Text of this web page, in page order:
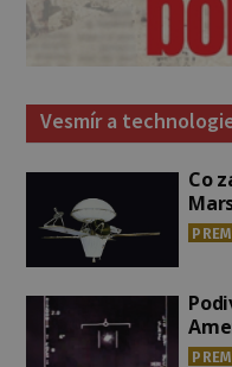
Vesmír a
Co